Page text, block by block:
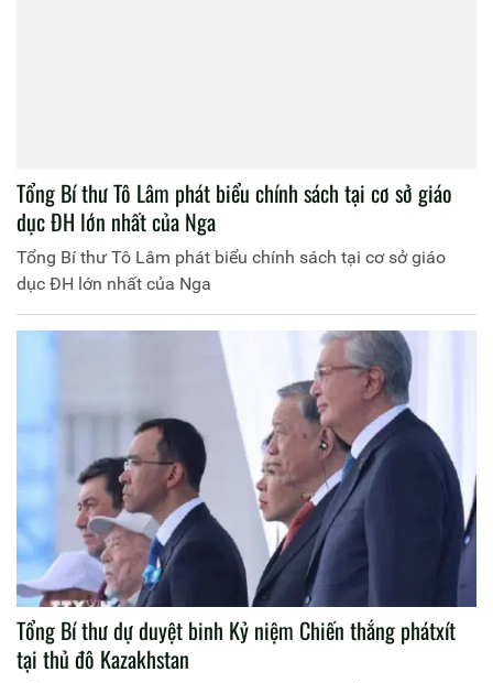
Tổng Bí thư Tô Lâm phát biểu chính sách tại cơ sở giáo
dục ĐH lớn nhất của Nga
Tổng Bí thư Tô Lâm phát biểu chính sách tại cơ sở giáo
dục ĐH lớn nhất của Nga
Tổng Bí thư dự duyệt binh Kỷ niệm Chiến thắng phátxít
tại thủ đô Kazakhstan